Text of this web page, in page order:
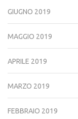
GIUGNO 2019
MAGGIO 2019
APRILE 2019
MARZO 2019
FEBBRAIO 2019